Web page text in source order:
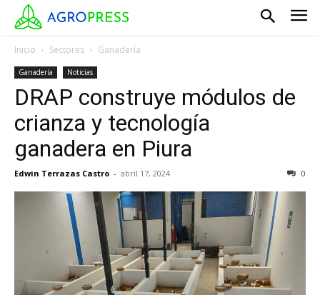
Inicio Sectores Ganadería
Ganadería Noticias
DRAP construye módulos de
crianza y tecnología
ganadera en Piura
Edwin Terrazas Castro - abril 17, 2024 0